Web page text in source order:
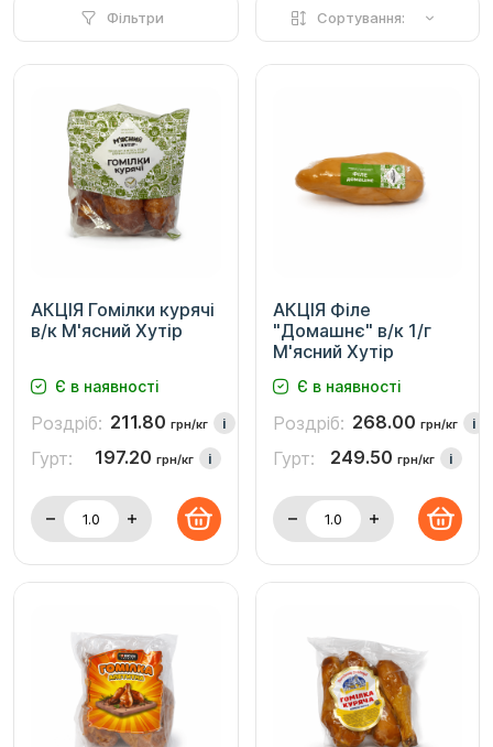
Фільтри Сортування:
АКЦІЯ Гомілки курячі
в/к М'ясний Хутір
Є в наявності
Роздріб: 211.80 грн/кг i
Гурт: 197.20 грн/кг i
АКЦІЯ Філе
"Домашнє" в/к 1/г
М'ясний Хутір
Є в наявності
Роздріб: 268.00 грн/кг i
Гурт: 249.50 грн/кг i